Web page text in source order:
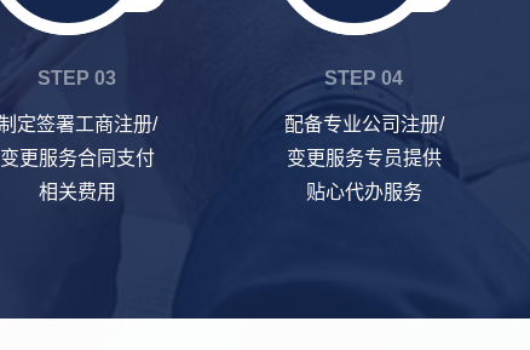
STEP 03
定签署工商注册/
变更服务合同支付
相关费用
STEP 04
配备专业公司注册/
变更服务专员提供
贴心代办服务